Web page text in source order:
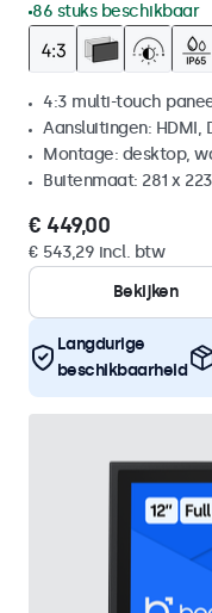
86 stuks beschikbaar
4:3 multi-touch
Aansluitingen: HDMI,
Montage: desktop,
Buitenmaat: 281 x
€ 449,00
€ 543,29 incl. btw
Bekijken
Langdurige
beschikbaarheid